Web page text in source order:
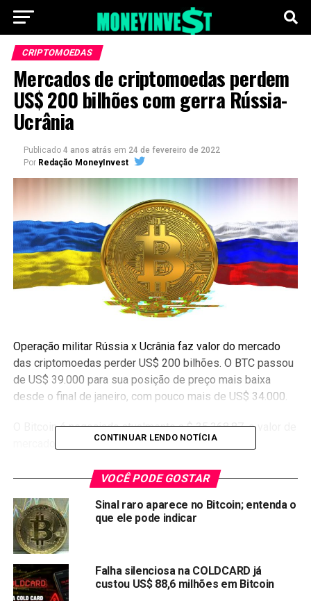
CRIPTOMOEDAS
Mercados de criptomoedas perdem
US$ 200 bilhões com gerra Rússia-
Ucrânia
Publicado 4 anos atrás em 24 de fevereiro de 2022
Por Redação MoneyInvest
Operação militar Rússia x Ucrânia faz valor do mercado
das criptomoedas perder US$ 200 bilhões. O BTC passou
de US$ 39.000 para sua posição de preço mais baixa
desde o final de janeiro, com pouco mais de US$ 34.000.
O Bitcoin é negociado atualmente a $ 35,368.87, o valor de
mercado do BTC caiu abaixo de US$ 700 bilhões.
Gerra Rússia x Ucrânia começou
Todos os olhos estão agora voltados para a crescente
tensão entre a Rússia e a Ucrânia. Após várias semanas
de ameaças e chamados treinamentos militares, o maior
esperavam ser apenas uma questão de tempo
elançouuma invasão, ainda rotulada como “operação
CONTINUAR LENDO NOTÍCIA
VOCÊ PODE GOSTAR
Sinal raro aparece no Bitcoin; entenda o
que ele pode indicar
Falha silenciosa na COLDCARD já
custou US$ 88,6 milhões em Bitcoin